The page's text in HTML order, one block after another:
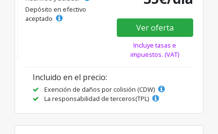
Depósito en efectivo
aceptado
Ver oferta
Incluye tasas e
impuestos. (VAT)
Incluido en el precio:
Exención de daños por colisión (CDW)
La responsabilidad de terceros(TPL)